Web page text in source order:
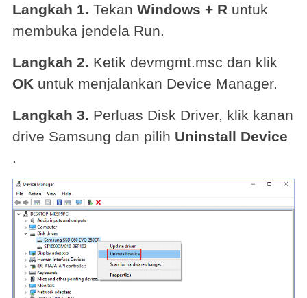
Langkah 1. Tekan Windows + R untuk
membuka jendela Run.
Langkah 2. Ketik devmgmt.msc dan klik
OK untuk menjalankan Device Manager.
Langkah 3. Perluas Disk Driver, klik kanan
drive Samsung dan pilih Uninstall Device
.